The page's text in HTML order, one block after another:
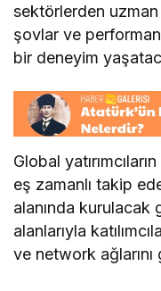
sektörlerden uzman
şovlar ve
bir deneyim
Global
eş zamanlı takip
alanında kurulacak
alanlarıyla
ve network ağlarını